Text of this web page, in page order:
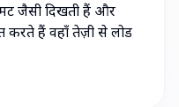
जैसी दिखती हैं और
करते हैं वहाँ तेज़ी से लोड